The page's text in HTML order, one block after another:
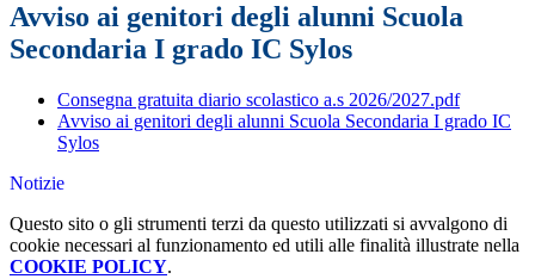
Avviso ai genitori degli alunni Scuola
Secondaria I grado IC Sylos
Consegna gratuita diario scolastico a.s 2026/2027.pdf
Avviso ai genitori degli alunni Scuola Secondaria I grado IC
Sylos
Notizie
Questo sito o gli strumenti terzi da questo utilizzati si avvalgono di
cookie necessari al funzionamento ed utili alle finalità illustrate nella
COOKIE POLICY.